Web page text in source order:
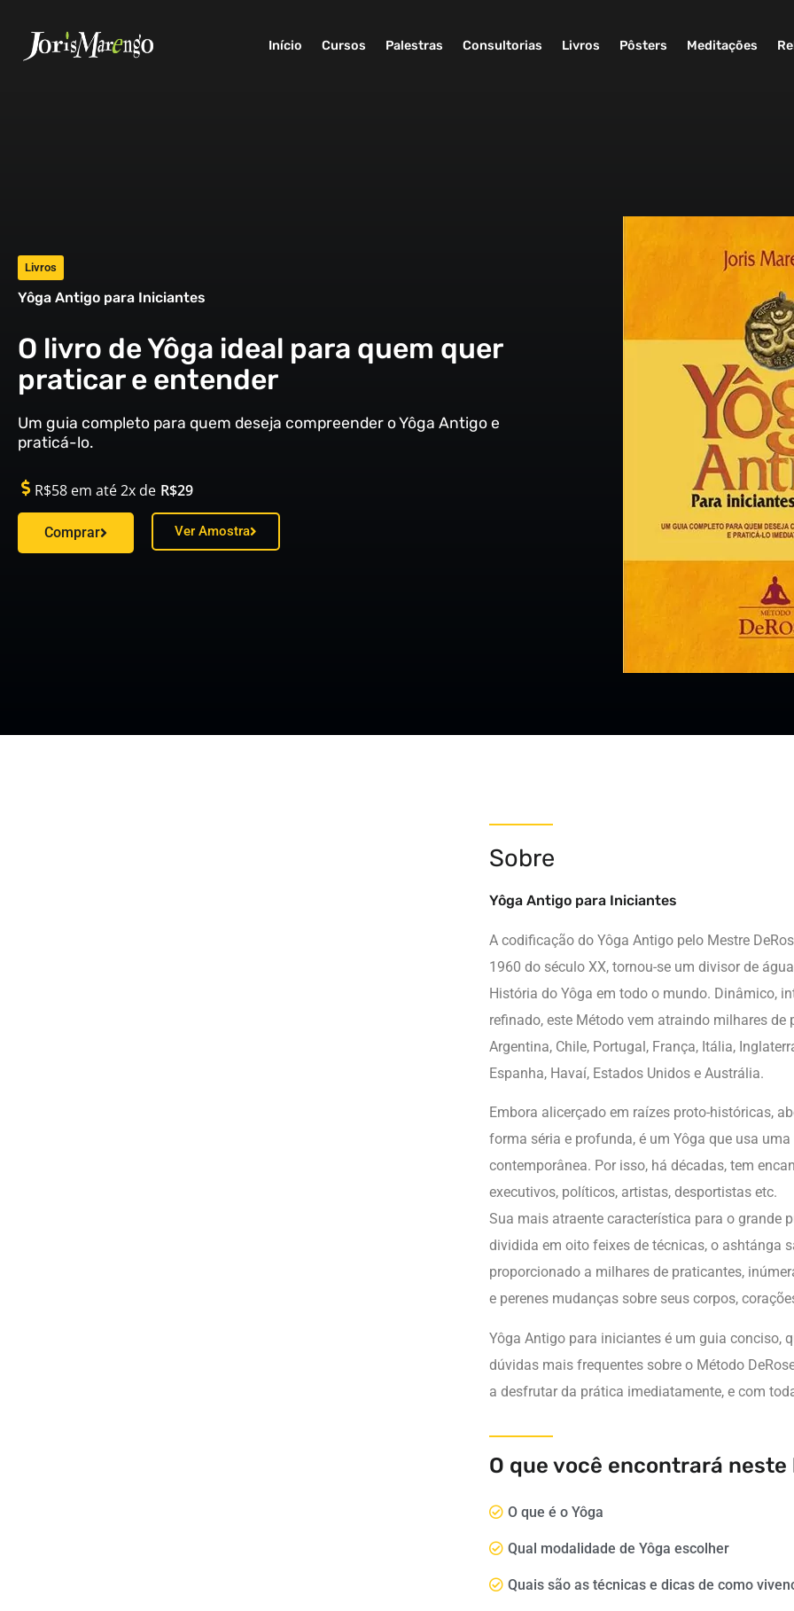
Início Cursos Palestras Consultorias Livros Pôsters Meditações
Livros
Yôga Antigo para Iniciantes
O livro de Yôga ideal para quem quer
praticar e entender
Um guia completo para quem deseja compreender o Yôga Antigo e
praticá-lo.
R$58 em até 2x de R$29
Comprar Ver Amostra
Sobre
Yôga Antigo para Iniciantes
A codificação do Yôga Antigo pelo Mestre
1960 do século XX, tornou-se um divisor de
História do Yôga em todo o mundo. Dinâmico,
refinado, este Método vem atraindo milhares de
Argentina, Chile, Portugal, França, Itália,
Espanha, Havaí, Estados Unidos e Austrália.
Embora alicerçado em raízes proto-históricas,
forma séria e profunda, é um Yôga que usa
contemporânea. Por isso, há décadas, tem
executivos, políticos, artistas, desportistas etc.
Sua mais atraente característica para o grande
dividida em oito feixes de técnicas, o ashtánga
proporcionado a milhares de praticantes,
e perenes mudanças sobre seus corpos,
Yôga Antigo para iniciantes é um guia conciso,
dúvidas mais frequentes sobre o Método
a desfrutar da prática imediatamente, e com
O que você encontrará neste
O que é o Yôga
Qual modalidade de Yôga escolher
Quais são as técnicas e dicas de como